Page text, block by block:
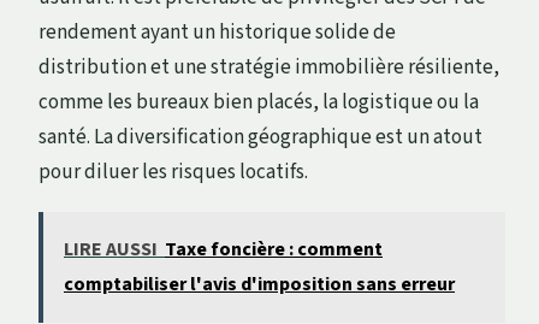
rendement ayant un historique solide de
distribution et une stratégie immobilière résiliente,
comme les bureaux bien placés, la logistique ou la
santé. La diversification géographique est un atout
pour diluer les risques locatifs.
LIRE AUSSI Taxe foncière : comment
comptabiliser l'avis d'imposition sans erreur